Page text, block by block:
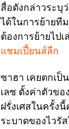
สื่อดังกล่าวระบุ
ได้ในการย้ายที
ต้องการย้ายไป
แชมเปี้ยนส์ลีก
ซาฮา เคยตกเป็
เลซ ตั้งค่าตัวข
ฝรั่งเศสในครั้ง
ระบาดของไวรั